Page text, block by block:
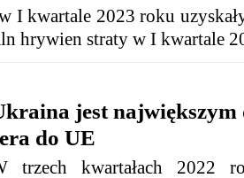
I kwartale 2023 roku
hrywien straty w I kwartale
jest największym
do UE
trzech kwartałach 2022